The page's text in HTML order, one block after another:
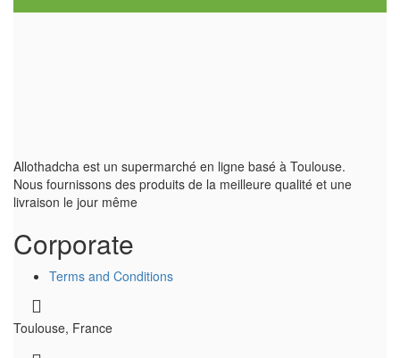
Allothadcha est un supermarché en ligne basé à Toulouse.
Nous fournissons des produits de la meilleure qualité et une
livraison le jour même
Corporate
Terms and Conditions
Toulouse, France